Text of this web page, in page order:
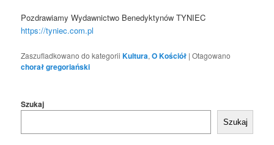
Pozdrawiamy Wydawnictwo Benedyktynów TYNIEC
https://tyniec.com.pl
Zaszufladkowano do kategorii Kultura,O Kościół |Otagowano
chorał gregoriański
Szukaj
Szukaj